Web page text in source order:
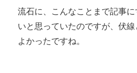
流石に、こんなことまで記事
いと思っていたのですが、伏
よかったですね。